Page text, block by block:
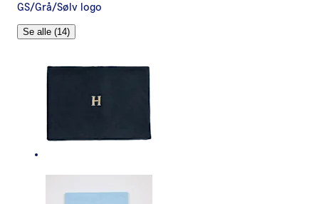
GS/Grå/Sølv logo
Se alle (14)